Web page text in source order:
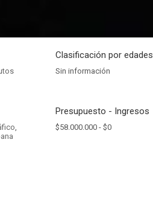
Clasificación por edades
Sin información
,
Presupuesto - Ingresos
$58.000.000 - $0